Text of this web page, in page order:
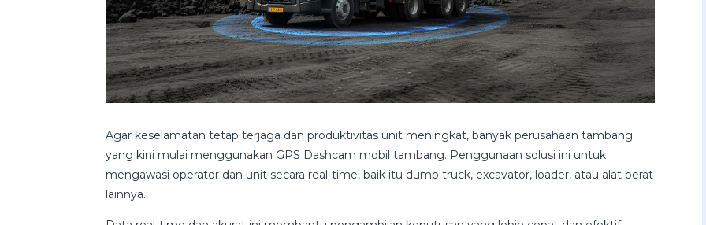
Agar keselamatan tetap terjaga dan produktivitas unit meningkat, banyak perusahaan tambang
yang kini mulai menggunakan GPS Dashcam mobil tambang. Penggunaan solusi ini untuk
mengawasi operator dan unit secara real-time, baik itu dump truck, excavator, loader, atau alat berat
lainnya.